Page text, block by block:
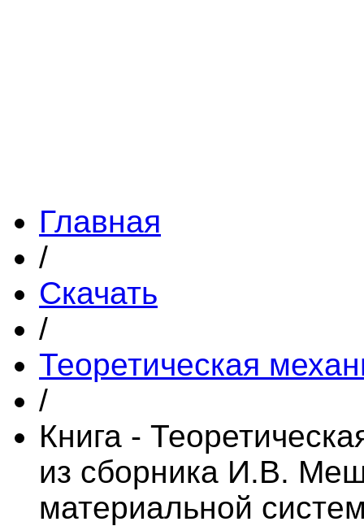
Главная
/
Скачать
/
Теоретическая
/
Книга -
из сборника И.В.
материальной